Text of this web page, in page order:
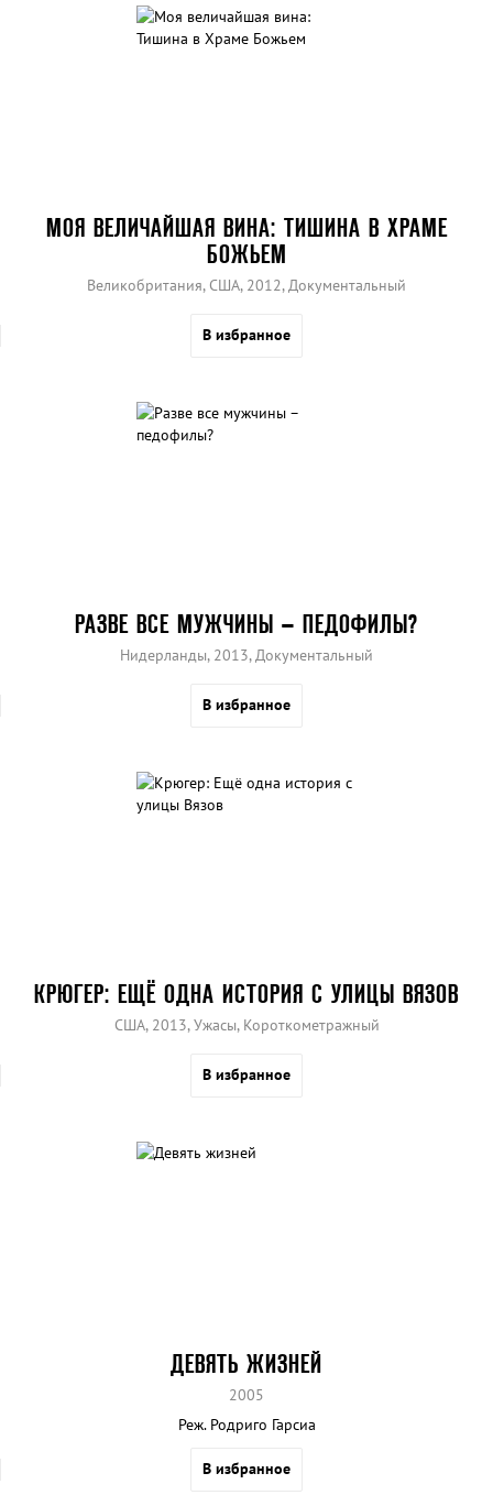
МОЯ ВЕЛИЧАЙШАЯ ВИНА: ТИШИНА В ХРАМЕ
БОЖЬЕМ
Великобритания, США, 2012, Документальный
В избранное
РАЗВЕ ВСЕ МУЖЧИНЫ – ПЕДОФИЛЫ?
Нидерланды, 2013, Документальный
В избранное
КРЮГЕР: ЕЩЁ ОДНА ИСТОРИЯ С УЛИЦЫ ВЯЗОВ
США, 2013, Ужасы, Короткометражный
В избранное
ДЕВЯТЬ ЖИЗНЕЙ
2005
Реж. Родриго Гарсиа
В избранное